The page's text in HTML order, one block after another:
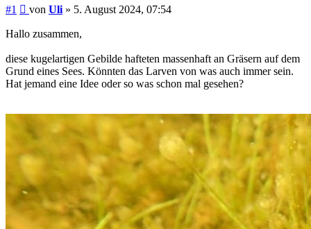
#1 Beitrag
von Uli » 5. August 2024, 07:54
Hallo zusammen,
diese kugelartigen Gebilde hafteten massenhaft an Gräsern auf dem
Grund eines Sees. Könnten das Larven von was auch immer sein.
Hat jemand eine Idee oder so was schon mal gesehen?